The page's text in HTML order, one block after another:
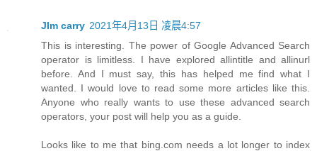
JIm carry 2021年4月13日 凌晨4:57
This is interesting. The power of Google Advanced Search
operator is limitless. I have explored allintitle and allinurl
before. And I must say, this has helped me find what I
wanted. I would love to read some more articles like this.
Anyone who really wants to use these advanced search
operators, your post will help you as a guide.
Looks like to me that bing.com needs a lot longer to index